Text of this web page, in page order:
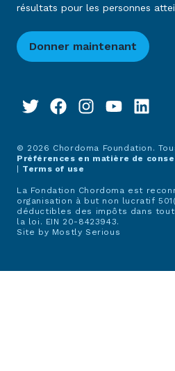
résultats pour les personnes
Donner maintenant
© 2026 Chordoma Foundation.
Préférences en matière de
Terms of use
La Fondation Chordoma est
organisation à but non lucratif
déductibles des impôts dans
la loi. EIN 20-8423943.
Site by Mostly Serious